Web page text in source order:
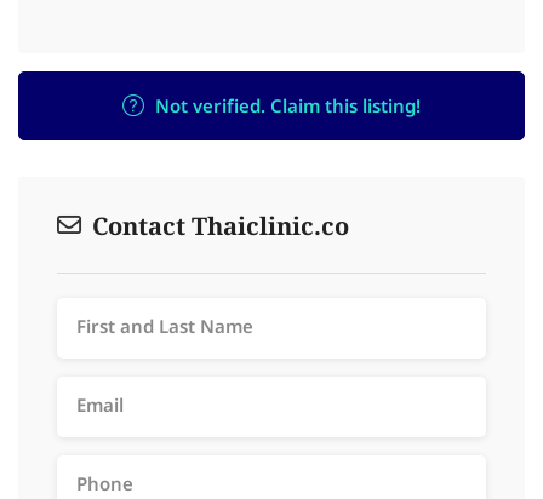
Not verified. Claim this listing!
Contact Thaiclinic.co